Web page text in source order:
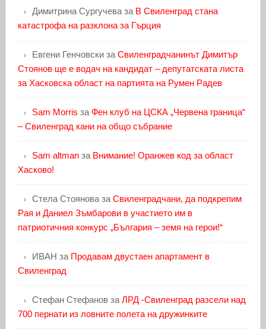
Димитрина Сургучеваза В Свиленград стана
катастрофа на разклона за Гърция
Евгени Генчовскиза Свиленградчанинът Димитър
Стоянов ще е водач на кандидат – депутатската листа
за Хасковска област на партията на Румен Радев
Sam Morris за Фен клуб на ЦСКА „Червена граница“
– Свиленград кани на общо събрание
Sam altmanза Внимание! Оранжев код за област
Хасково!
Стела Стояноваза Свиленградчани, да подкрепим
Рая и Даниел Зъмбарови в участието им в
патриотичния конкурс „България – земя на герои!“
ИВАН за Продавам двустаен апартамент в
Свиленград
Стефан Стефановза ЛРД -Свиленград разсели над
700 пернати из ловните полета на дружинките